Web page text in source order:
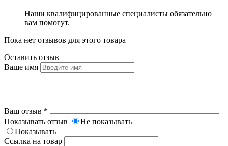
Наши квалифицированные специалисты обязательно
вам помогут.
Пока нет отзывов для этого товара
Оставить отзыв
Ваше имя
Ваш отзыв *
Показывать отзыв
Не показывать
Показывать
Ссылка на товар